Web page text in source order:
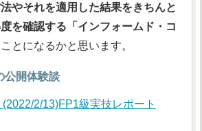
やそれを適用した結果をきちんと
を確認する「インフォームド・コ
とになるかと思います。
開体験談
2/13)FP1級実技レポート